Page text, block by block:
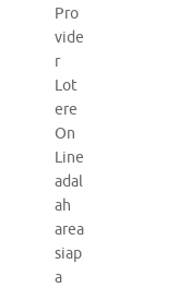
Pro
vide
r
Lot
ere
On
Line
adal
ah
area
siap
a